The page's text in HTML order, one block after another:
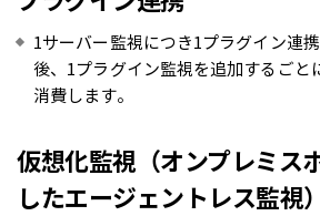
1サーバー監視につき1プラグイン連
後、1プラグイン監視を追加するごと
消費します。
仮想化監視（オンプレミス
したエージェントレス監視）